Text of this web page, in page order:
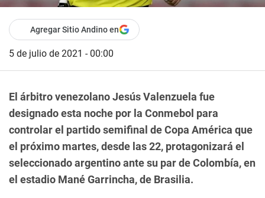
Agregar Sitio Andino en
5 de julio de 2021 - 00:00
El árbitro venezolano Jesús Valenzuela fue
designado esta noche por la Conmebol para
controlar el partido semifinal de Copa América que
el próximo martes, desde las 22, protagonizará el
seleccionado argentino ante su par de Colombía, en
el estadio Mané Garrincha, de Brasilia.